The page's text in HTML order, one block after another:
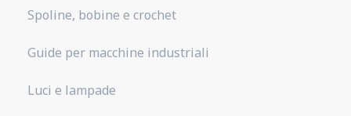
Spoline, bobine e crochet
Guide per macchine industriali
Luci e lampade